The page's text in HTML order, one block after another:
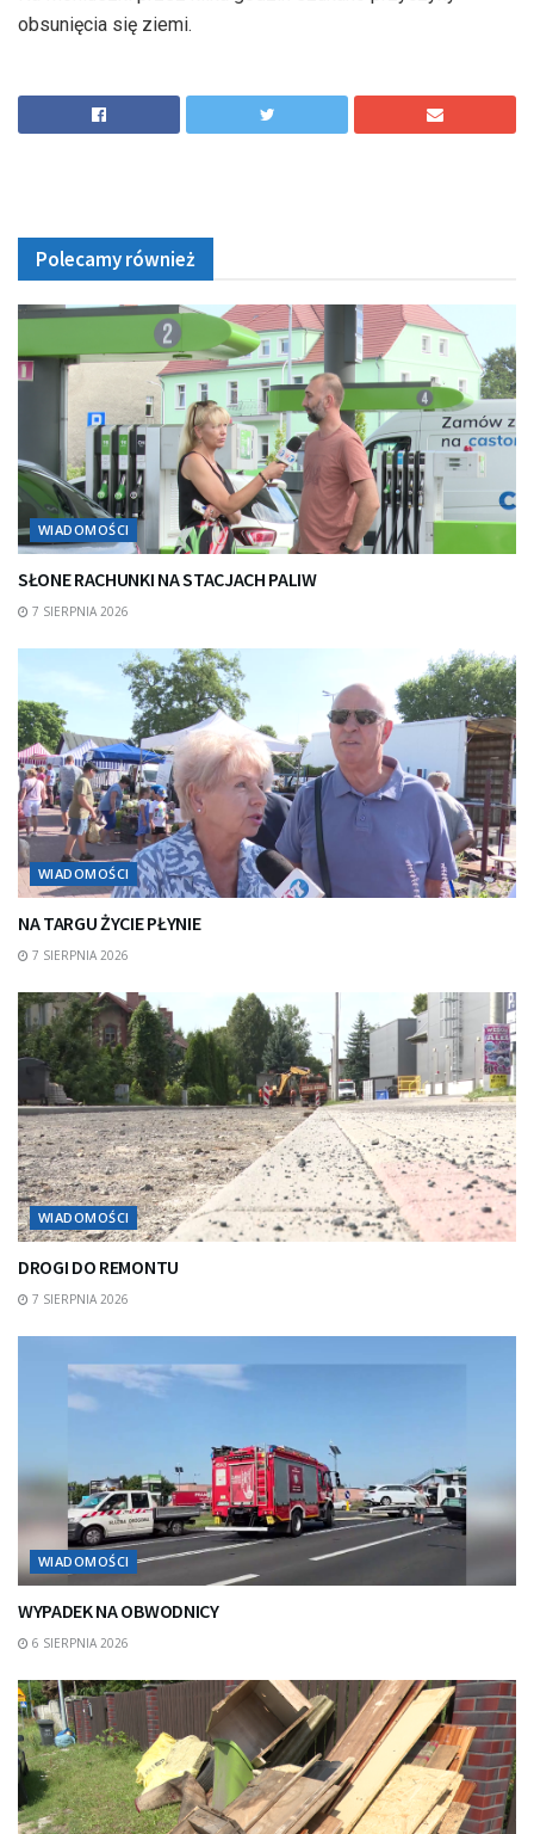
obsunięcia się ziemi.
Polecamy również
WIADOMOŚCI
SŁONE RACHUNKI NA STACJACH PALIW
7 SIERPNIA 2026
WIADOMOŚCI
NA TARGU ŻYCIE PŁYNIE
7 SIERPNIA 2026
WIADOMOŚCI
DROGI DO REMONTU
7 SIERPNIA 2026
WIADOMOŚCI
WYPADEK NA OBWODNICY
6 SIERPNIA 2026